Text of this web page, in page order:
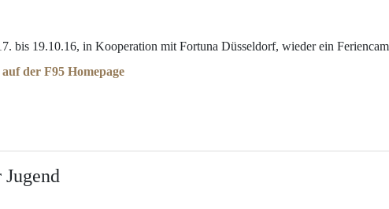
bis 19.10.16, in Kooperation mit Fortuna Düsseldorf, wieder ein
der F95 Homepage